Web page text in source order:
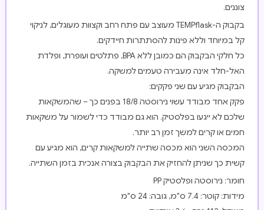
צוננים.
בקבוק ה-TEMPflask מעוצב עם פתח רחב וקצוות מעוגלים, לניקוי
קל במיוחד וללא פינות להסתתרות חיידקים.
כל חלקי הבקבוק הם כמובן ללא BPA, פתלטים ועופרת, ופלדת
האל-חלד אינה מעבירה טעמים למשקה.
הבקבוק מגיע עם שני פקקים:
פקק אחד מבודד עשוי נירוסטה 18/8 בפנים כך – שהמשקאות
שלכם לא ייגעו בפלסטיק. הוא גם מבודד כדי לשמור על משקאות
חמים או קרים למשך זמן רב יותר.
המכסה השני הוא מכסה שתייה למשקאות קרים, הוא מגיע עם
קשית כך שניתן להחזיק את הבקבוק בצורה אנכית בזמן השתייה.
חומר: נירוסטה ופלסטיק PP
מידות: קוטר: 7.4 ס"מ, גובה: 24 ס"מ